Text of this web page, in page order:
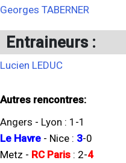
Georges TABERNER
Entraineurs :
Lucien LEDUC
Autres rencontres:
Angers - Lyon : 1 -1
Le Havre - Nice : 3-0
Metz - RC Paris : 2-4